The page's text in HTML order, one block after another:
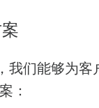
我们能够为客
：